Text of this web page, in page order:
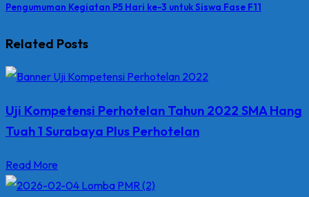
Pengumuman Kegiatan P5 Hari ke-3 untuk Siswa Fase F11
Related Posts
Uji Kompetensi Perhotelan Tahun 2022 SMA Hang
Tuah 1 Surabaya Plus Perhotelan
Read More